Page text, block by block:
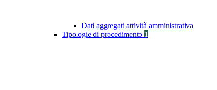
Dati aggregati attività amministrativa
Tipologie di procedimento 1